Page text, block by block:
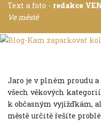
Text a foto - redakce
Ve městě
Jaro je v plném proudu
všech věkových
k občasným vyjížďkám,
městě určitě řešíte